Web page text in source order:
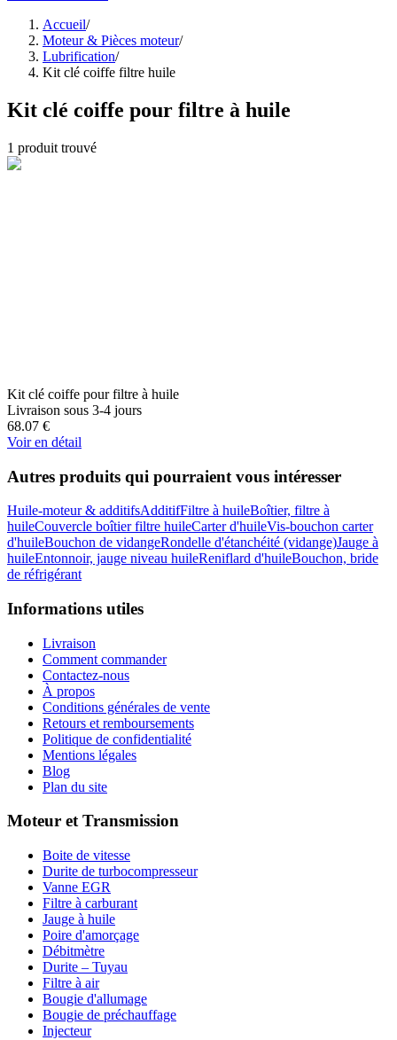
Accueil/
Moteur & Pièces moteur/
Lubrification/
Kit clé coiffe filtre huile
Kit clé coiffe pour filtre à huile
1 produit trouvé
Kit clé coiffe pour filtre à huile
Livraison sous 3-4 jours
68.07 €
Voir en détail
Autres produits qui pourraient vous intéresser
Huile-moteur & additifsAdditifFiltre à huileBoîtier, filtre à
huileCouvercle boîtier filtre huileCarter d'huileVis-bouchon carter
d'huileBouchon de vidangeRondelle d'étanchéité (vidange)Jauge à
huileEntonnoir, jauge niveau huileReniflard d'huileBouchon, bride
de réfrigérant
Informations utiles
Livraison
Comment commander
Contactez-nous
À propos
Conditions générales de vente
Retours et remboursements
Politique de confidentialité
Mentions légales
Blog
Plan du site
Moteur et Transmission
Boite de vitesse
Durite de turbocompresseur
Vanne EGR
Filtre à carburant
Jauge à huile
Poire d'amorçage
Débitmètre
Durite – Tuyau
Filtre à air
Bougie d'allumage
Bougie de préchauffage
Injecteur